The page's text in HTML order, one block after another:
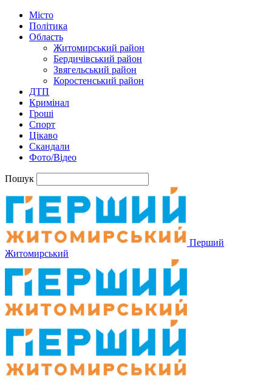
Місто
Політика
Область
Житомирський район
Бердичівський район
Звягельський район
Коростенський район
ДТП
Кримінал
Гроші
Спорт
Цікаво
Скандали
Фото/Відео
Пошук
Перший
Житомирський